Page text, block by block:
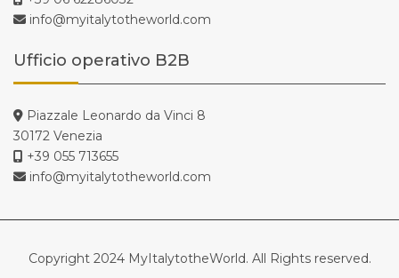
info@myitalytotheworld.com
Ufficio operativo B2B
Piazzale Leonardo da Vinci 8
30172 Venezia
+39 055 713655
info@myitalytotheworld.com
Copyright 2024 MyItalytotheWorld. All Rights reserved.